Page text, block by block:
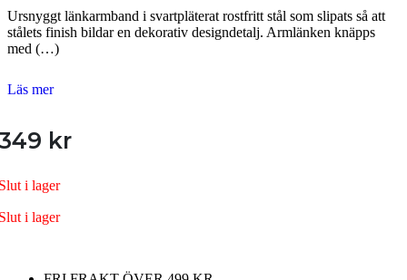
Ursnyggt länkarmband i svartpläterat rostfritt stål som slipats så att
stålets finish bildar en dekorativ designdetalj. Armlänken knäpps
med (…)
Läs mer
kr
i lager
i lager